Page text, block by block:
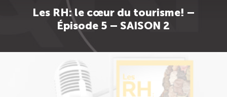
Main-d’oeuvre en tourisme
Le pôle IMT
Répertoire des publications
Saisonnalité des emplois
Les RH: le cœur du tourisme! –
Épisode 5 – SAISON 2